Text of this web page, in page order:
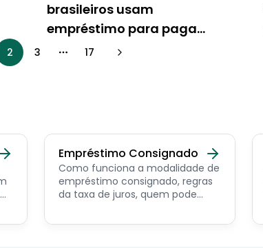
brasileiros usam
empréstimo para pagar
dívidas
2 3 More pages
17
Empréstimo Consignado
Como funciona a modalidade de
empréstimo consignado, regras
da taxa de juros, quem pode
simular online.